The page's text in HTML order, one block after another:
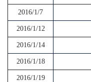
2016/1/7
2016/1/12
2016/1/14
2016/1/18
2016/1/19